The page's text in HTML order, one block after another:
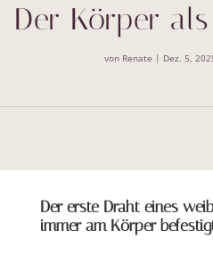
Der Körper
von Renate | Dez. 5,
Der erste Draht eines
immer am Körper